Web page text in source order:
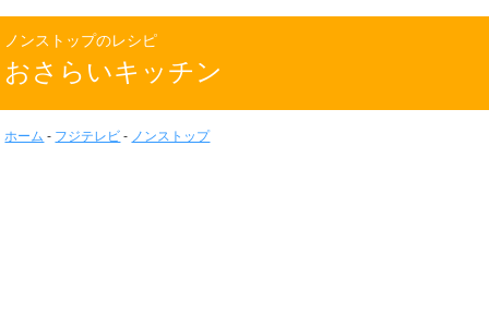
ノンストップのレシピ
おさらいキッチン
ホーム - フジテレビ - ノンストップ